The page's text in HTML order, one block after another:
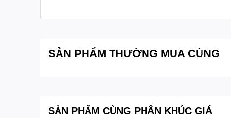
SẢN PHẨM THƯỜNG MUA CÙNG
SẢN PHẨM CÙNG PHÂN KHÚC GIÁ